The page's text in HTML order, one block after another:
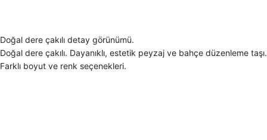
Doğal dere çakılı detay görünümü.
Doğal dere çakılı. Dayanıklı, estetik peyzaj ve bahçe düzenleme taşı.
Farklı boyut ve renk seçenekleri.